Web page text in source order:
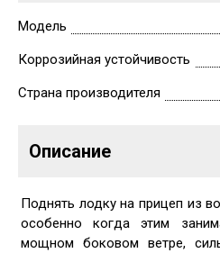
Модель
Коррозийная устойчивость
Страна производителя
Описание
Поднять лодку на прицеп из
особенно когда этим
мощном боковом ветре,